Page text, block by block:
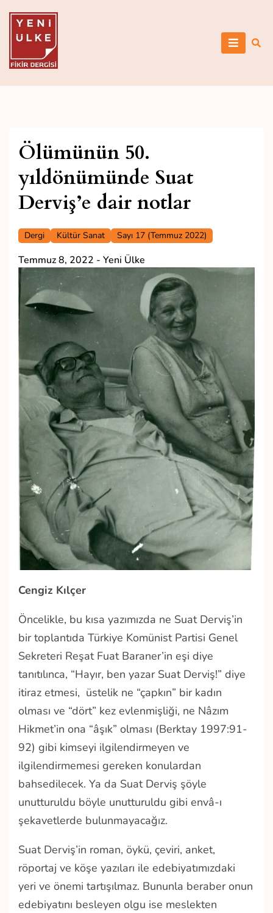
content
Yeni Ülke
Ölümünün 50.
yıldönümünde Suat
Derviş’e dair notlar
Dergi Kültür Sanat Sayı 17 (Temmuz 2022)
Temmuz 8, 2022 - Yeni Ülke
Cengiz Kılçer
Öncelikle, bu kısa yazımızda ne Suat Derviş’in
bir toplantıda Türkiye Komünist Partisi Genel
Sekreteri Reşat Fuat Baraner’in eşi diye
tanıtılınca, “Hayır, ben yazar Suat Derviş!” diye
itiraz etmesi, üstelik ne “çapkın” bir kadın
olması ve “dört” kez evlenmişliği, ne Nâzım
Hikmet’in ona “âşık” olması (Berktay 1997:91-
92) gibi kimseyi ilgilendirmeyen ve
ilgilendirmemesi gereken konulardan
bahsedilecek. Ya da Suat Derviş şöyle
unutturuldu böyle unutturuldu gibi envâ-ı
şekavetlerde bulunmayacağız.
Suat Derviş’in roman, öykü, çeviri, anket,
röportaj ve köşe yazıları ile edebiyatımızdaki
yeri ve önemi tartışılmaz. Bununla beraber onun
edebiyatını besleyen olgu ise meslekten